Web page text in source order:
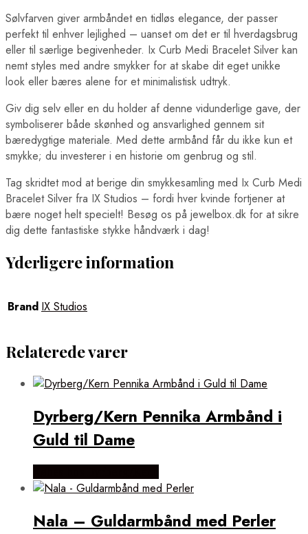
Sølvfarven giver armbåndet en tidløs elegance, der passer
perfekt til enhver lejlighed – uanset om det er til hverdagsbrug
eller til særlige begivenheder. Ix Curb Medi Bracelet Silver kan
nemt styles med andre smykker for at skabe dit eget unikke
look eller bæres alene for et minimalistisk udtryk.
Giv dig selv eller en du holder af denne vidunderlige gave, der
symboliserer både skønhed og ansvarlighed gennem sit
bæredygtige materiale. Med dette armbånd får du ikke kun et
smykke; du investerer i en historie om genbrug og stil.
Tag skridtet mod at berige din smykkesamling med Ix Curb Medi
Bracelet Silver fra IX Studios – fordi hver kvinde fortjener at
bære noget helt specielt! Besøg os på jewelbox.dk for at sikre
dig dette fantastiske stykke håndværk i dag!
Yderligere information
Brand IX Studios
Relaterede varer
Dyrberg/Kern Pennika Armbånd i
Guld til Dame
Nala – Guldarmbånd med Perler